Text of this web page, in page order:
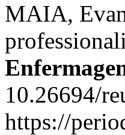
MAIA,
10.26694/
https://